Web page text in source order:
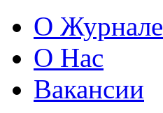
О Журнале
О Нас
Вакансии